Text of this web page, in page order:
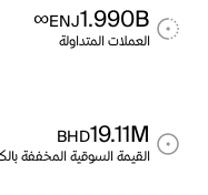
1.990B
ENJ
∞
العملات المتداولة
19.11M
BHD
القيمة السوقية المخففة